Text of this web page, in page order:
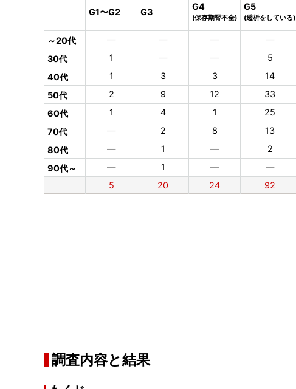
G1〜G2 G3
G4
(保存期腎不全)
G5
(透析をしている)
～20代 ― ― ― ―
30代
1 ― ― 5
40代
1 3 3 14
50代
2 9 12 33
60代
1 4 1 25
70代
― 2 8 13
80代
― 1 ― 2
90代～
― 1 ― ―
5
20 24 92
調査内容と結果